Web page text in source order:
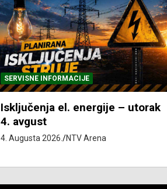
SVE VIJESTI VRIJEME
Pretežno sunčano i vruće
4. Augusta 2026.